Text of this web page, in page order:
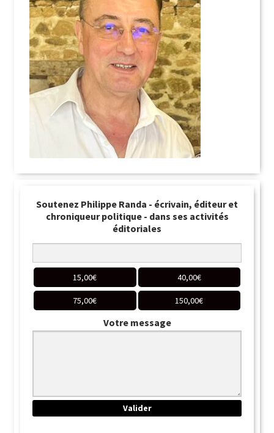
Soutenez Philippe Randa - écrivain, éditeur et
chroniqueur politique - dans ses activités
éditoriales
15,00€ 40,00€
75,00€ 150,00€
Votre message